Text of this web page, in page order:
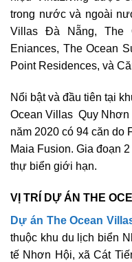
trong nước và ngoài
Villas Đà Nẵng, The
Eniances, The Ocean
Point Residences, và
Nổi bật và đầu tiên tại
Ocean Villas Quy Nhơn
năm 2020 có 94 căn do
Maia Fusion. Gia đoạn
thự biển giới hạn.
VỊ TRÍ DỰ ÁN THE
Dự án The Ocean
thuộc khu du lịch biển
tế Nhơn Hội, xã Cát